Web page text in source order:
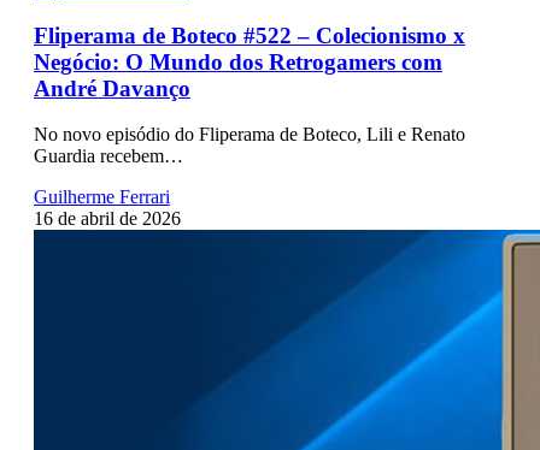
Fliperama de Boteco #522 – Colecionismo x
Negócio: O Mundo dos Retrogamers com
André Davanço
No novo episódio do Fliperama de Boteco, Lili e Renato
Guardia recebem…
Guilherme Ferrari
16 de abril de 2026